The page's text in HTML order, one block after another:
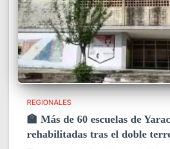
REGIONALES
🏫 Más de 60 escuelas de
rehabilitadas tras el doble